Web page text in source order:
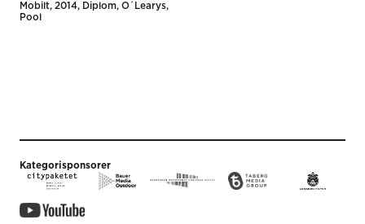
Mobilt 2014 Diplom O´Learys
Pool
Kategorisponsorer